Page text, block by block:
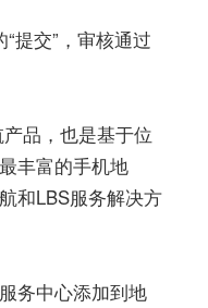
提交”，审核通过
品，也是基于位
丰富的手机地
和LBS服务解决方
务中心添加到地